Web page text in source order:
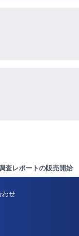
査レポートの販売開始
わせ